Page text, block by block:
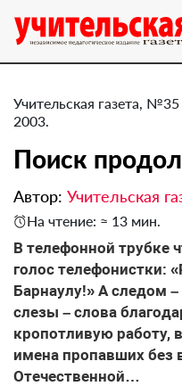
Учительская газета, №35
2003.
Поиск
Автор: Учительская
На чтение: ≈ 13 мин.
В телефонной трубке
голос телефонистки:
Барнаулу!» А следом
слезы – слова
кропотливую работу,
имена пропавших без
Отечественной…